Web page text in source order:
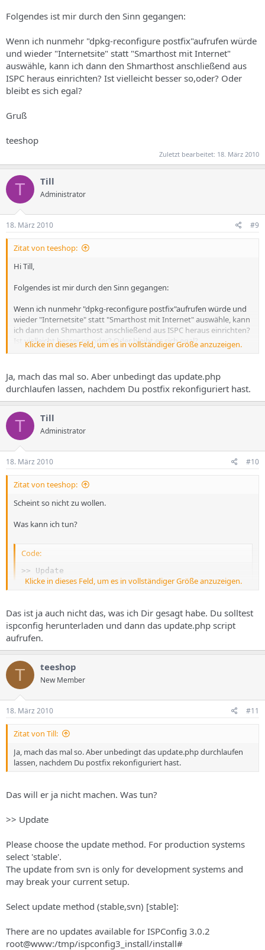
Folgendes ist mir durch den Sinn gegangen:
Wenn ich nunmehr "dpkg-reconfigure postfix"aufrufen würde
und wieder "Internetsite" statt "Smarthost mit Internet"
auswähle, kann ich dann den Shmarthost anschließend aus
ISPC heraus einrichten? Ist vielleicht besser so,oder? Oder
bleibt es sich egal?
Gruß
teeshop
Zuletzt bearbeitet: 18. März 2010
T Till
Administrator
18. März 2010 #9
Zitat von teeshop:
Hi Till,
Folgendes ist mir durch den Sinn gegangen:
Wenn ich nunmehr "dpkg-reconfigure postfix"aufrufen würde und
wieder "Internetsite" statt "Smarthost mit Internet" auswähle, kann
ich dann den Shmarthost anschließend aus ISPC heraus einrichten?
Ist vielleicht besser so,oder? Oder bleibt es sich egal?
teeshop
Klicke in dieses Feld, um es in vollständiger Größe anzuzeigen.
Ja, mach das mal so. Aber unbedingt das update.php
durchlaufen lassen, nachdem Du postfix rekonfiguriert hast.
T Till
Administrator
18. März 2010 #10
Zitat von teeshop:
Scheint so nicht zu wollen.
Was kann ich tun?
Code:
>> Update
Select update method (stable,svn) [stable]:
Gruß
teeshop
Klicke in dieses Feld, um es in vollständiger Größe anzuzeigen.
Das ist ja auch nicht das, was ich Dir gesagt habe. Du solltest
ispconfig herunterladen und dann das update.php script
aufrufen.
T teeshop
New Member
18. März 2010 #11
Zitat von Till:
Ja, mach das mal so. Aber unbedingt das update.php durchlaufen
lassen, nachdem Du postfix rekonfiguriert hast.
Das will er ja nicht machen. Was tun?
>> Update
Please choose the update method. For production systems
select 'stable'.
The update from svn is only for development systems and
may break your current setup.
Select update method (stable,svn) [stable]:
There are no updates available for ISPConfig 3.0.2
root@www:/tmp/ispconfig3_install/install#